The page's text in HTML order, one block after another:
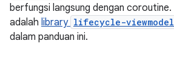
berfungsi langsung dengan
adalah library lifecycle-
dalam panduan ini.